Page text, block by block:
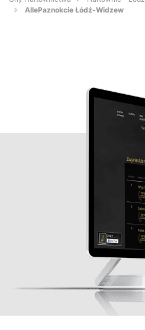
AllePaznokcie Łódź-Widzew